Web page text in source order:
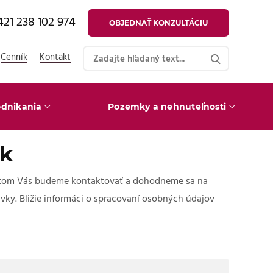
238 102 974 OBJEDNAŤ KONZULTÁCIU
Cenník Kontakt
Pozemky a nehnuteľnosti
Vás budeme kontaktovať a dohodneme sa na
Bližie informáci o spracovaní osobných údajov